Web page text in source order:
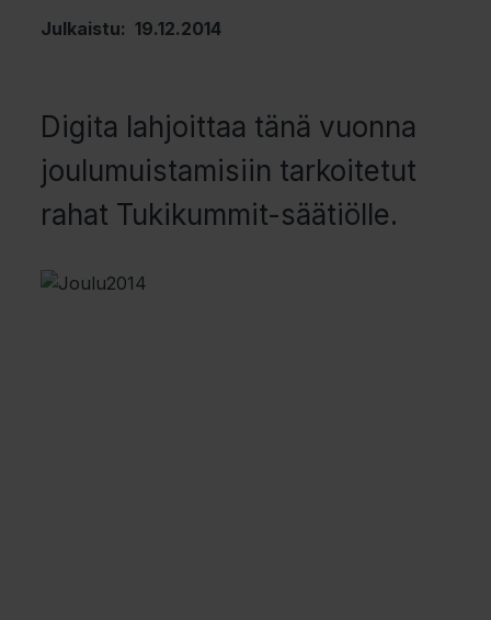
Julkaistu: 19.12.2014
Digita lahjoittaa tänä vuonna
joulumuistamisiin tarkoitetut
rahat Tukikummit-säätiölle.